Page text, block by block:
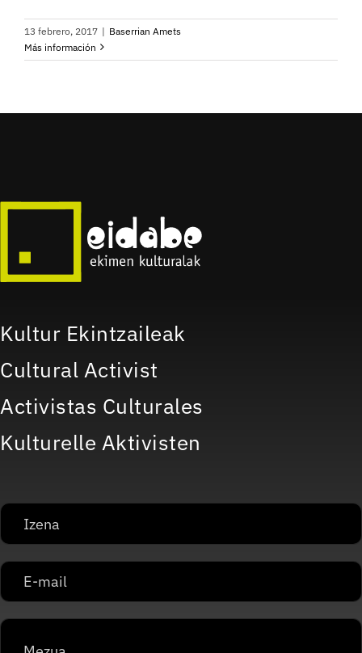
13 febrero, 2017 | Baserrian Amets
Más información
Kultur Ekintzaileak
Cultural Activist
Activistas Culturales
Kulturelle Aktivisten